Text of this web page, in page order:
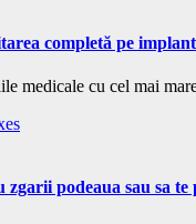
completă pe
medicale cu cel mai
podeaua sau sa te